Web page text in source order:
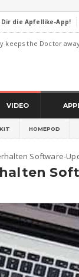
Dir die Apfellike-App!
keeps the Doctor
VIDEO
HOMEPOD
Software-